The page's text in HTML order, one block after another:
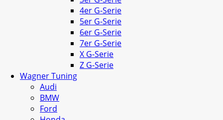
4er G-Serie
5er G-Serie
6er G-Serie
7er G-Serie
X G-Serie
Z G-Serie
Wagner Tuning
Audi
BMW
Ford